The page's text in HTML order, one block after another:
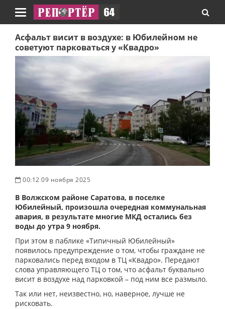
Навигация
Асфальт висит в воздухе: в Юбилейном не
советуют парковаться у «Квадро»
00:12 09 ноября 2025
В Волжском районе Саратова, в поселке
Юбилейный, произошла очередная коммунальная
авария, в результате многие МКД остались без
воды до утра 9 ноября.
При этом в паблике «Типичный Юбилейный»
появилось предупреждение о том, чтобы граждане не
парковались перед входом в ТЦ «Квадро». Передают
слова управляющего ТЦ о том, что асфальт буквально
висит в воздухе над парковкой – под ним все размыло.
Так или нет, неизвестно, но, наверное, лучше не
рисковать.